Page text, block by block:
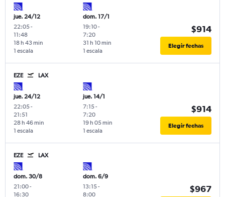
jue. 24/12
22:05-
11:48
1 escala
18 h 43 min
dom. 17/1
19:10-
7:20
1 escala
31 h 10 min
$914
Elegir fechas
EZE LAX
jue. 24/12
22:05-
21:51
1 escala
28 h 46 min
jue. 14/1
7:15-
7:20
1 escala
19 h 05 min
$914
Elegir fechas
EZE LAX
dom. 30/8
21:00-
16:30
dom. 6/9
13:15-
8:00
$967